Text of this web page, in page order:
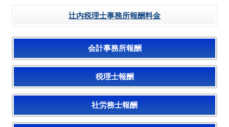
辻内税理士事務所報酬料金
会計事務所報酬
税理士報酬
社労務士報酬